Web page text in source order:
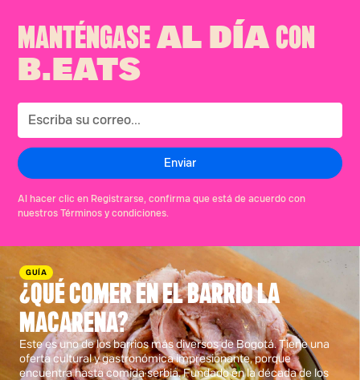
MANTÉNGASE AL DÍA CON
B.EATS
Al hacer clic en Registrarse, confirma que está de acuerdo con
nuestros Términos y condiciones.
GUÍA
¿QUÉ COMER EN EL BARRIO LA
MACARENA?
Este es uno de los barrios más diversos de Bogotá. Tiene una
oferta cultural y gastronómica impresionante, porque
encuentra hasta comida serbia. Fundado en la década de los